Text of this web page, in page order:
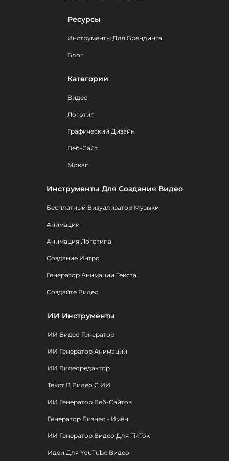
Ресурсы
Инструменты Для Брендинга
Блог
Категории
Видео
Логотип
Графический Дизайн
Веб-Сайт
Мокап
Инструменты Для Создания Видео
Бесплатный Визуализатор Музыки
Анимации
Анимация Логотипа
Создание Интро
Генератор Анимации Текста
Создайте Видео
ИИ Инструменты
ИИ Видео Генератор
ИИ Генератор Анимации
ИИ Видеоредактор
Текст В Видео С ИИ
ИИ Генератор Веб-Сайтов
Генератор Бизнес - Имён
ИИ Генератор Видео Для TikTok
Идеи Для YouTube Видео